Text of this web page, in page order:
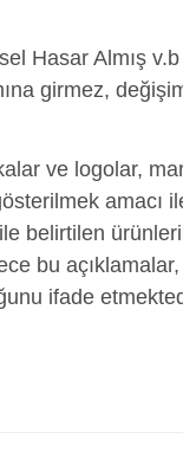
Hasar Almış
girmez,
ve logolar,
amacı
belirtilen
bu
ifade